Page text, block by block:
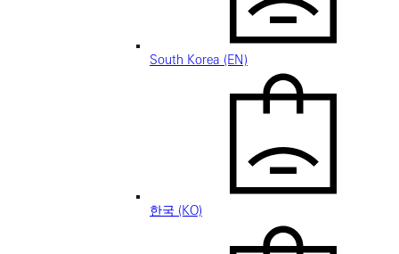
South Korea (EN)
한국 (KO)